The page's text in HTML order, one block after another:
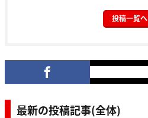
投稿一覧へ
最新の投稿記事(全体)